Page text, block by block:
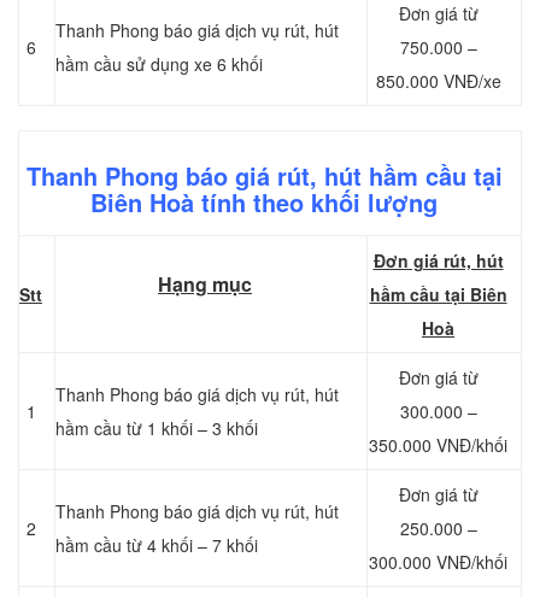
6
Thanh Phong báo giá dịch vụ rút, hút
hầm cầu sử dụng xe 6 khối
Đơn giá từ
750.000 –
850.000 VNĐ/xe
Thanh Phong báo giá rút, hút hầm cầu tại
Biên Hoà tính theo khối lượng
Stt Hạng mục
Đơn giá rút, hút
hầm cầu tại Biên
Hoà
1
Thanh Phong báo giá dịch vụ rút, hút
hầm cầu từ 1 khối – 3 khối
Đơn giá từ
300.000 –
350.000 VNĐ/khối
2
Thanh Phong báo giá dịch vụ rút, hút
hầm cầu từ 4 khối – 7 khối
Đơn giá từ
250.000 –
300.000 VNĐ/khối